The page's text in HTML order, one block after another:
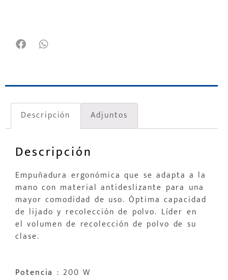
Descripción Adjuntos
Descripción
Empuñadura ergonómica que se adapta a la
mano con material antideslizante para una
mayor comodidad de uso. Óptima capacidad
de lijado y recolección de polvo. Líder en
el volumen de recolección de polvo de su
clase.
Potencia : 200 W